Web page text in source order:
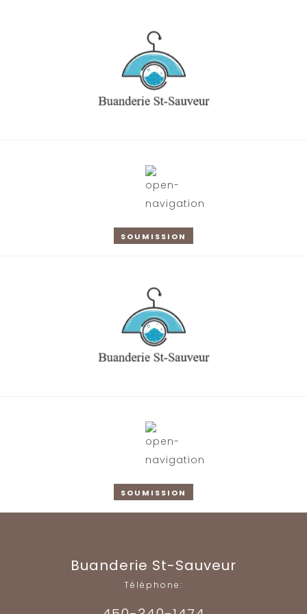
SOUMISSION
SOUMISSION
Buanderie St-Sauveur
Téléphone: